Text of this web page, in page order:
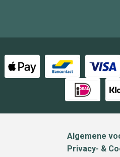
Algemene
Privacy- &